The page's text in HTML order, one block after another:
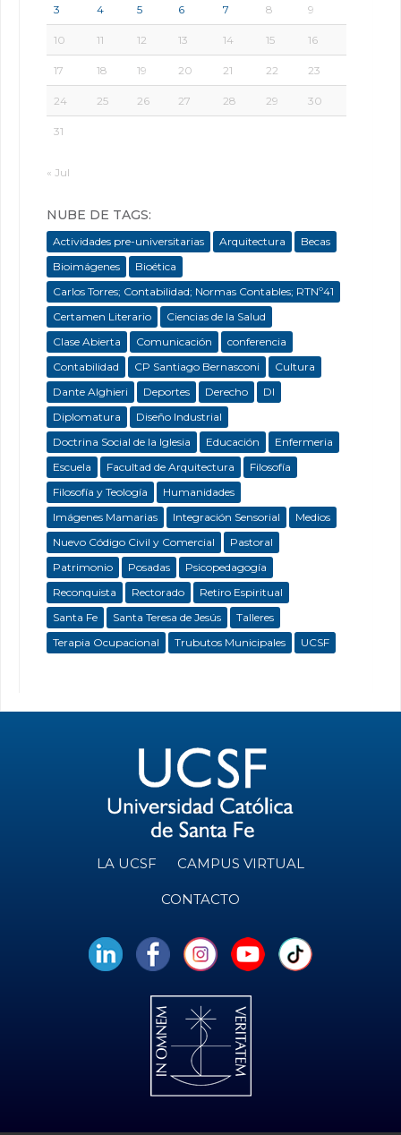
3 4 5 6 7 8 9
10 11 12 13 14 15 16
17 18 19 20 21 22 23
24 25 26 27 28 29 30
31
« Jul
NUBE DE TAGS:
Actividades pre-universitarias Arquitectura
Becas
Bioimágenes
Bioética
Carlos Torres; Contabilidad; Normas Contables; RTNº41
Certamen Literario
Ciencias de la Salud
Clase Abierta
Comunicación
conferencia
Contabilidad
CP Santiago Bernasconi
Cultura
Dante Alghieri
Deportes Derecho
DI
Diplomatura
Diseño Industrial
Doctrina Social de la Iglesia
Educación
Enfermeria
Escuela
Facultad de Arquitectura
Filosofía
Filosofía y Teología
Humanidades
Imágenes Mamarias
Integración Sensorial
Medios
Nuevo Código Civil y Comercial
Pastoral
Patrimonio
Posadas
Psicopedagogía
Reconquista
Rectorado
Retiro Espiritual
Santa Fe
Santa Teresa de Jesús
Talleres
Terapia Ocupacional
Trubutos Municipales UCSF
LA UCSF CAMPUS VIRTUAL
CONTACTO